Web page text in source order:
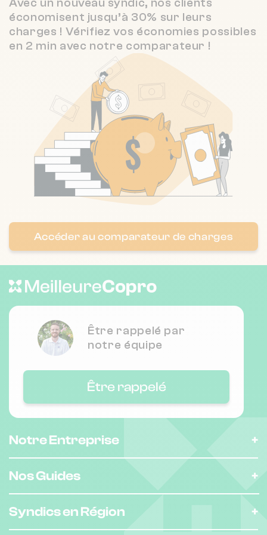
2 km
3.5 / 5
(72 avis)
BISDORFF COPROPRIETE 2 km
(80 avis)
Avec un nouveau syndic, nos clients
économisent jusqu’à 30% sur leurs
charges ! Vérifiez vos économies possibles
en 2 min avec notre comparateur !
Accéder au comparateur de charges
Être rappelé par
notre équipe
Être rappelé
Notre Entreprise
Nos Guides
Syndics en Région